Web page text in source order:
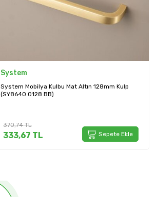
System
System Mobilya Kulbu Mat Altın 128mm Kulp
(SY8640 0128 BB)
370,74TL
333,67 TL Sepete Ekle